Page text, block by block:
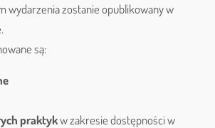
wydarzenia zostanie opublikowany w
są:
praktykw zakresie dostępności w